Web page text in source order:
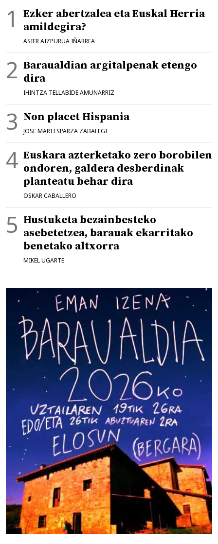
Ezker abertzalea eta Euskal Herria
amildegira?
ASIER AIZPURUA IÑARREA
Baraualdian argitalpenak etengo
dira
IHINTZA TELLABIDE AMUNARRIZ
Non placet Hispania
JOSE MARI ESPARZA ZABALEGI
Euskara azterketako zero borobilen
ondoren, galdera desberdinak
planteatu behar dira
OSKAR CABALLERO
Hustuketa bezainbesteko
asebetetzea, barauak ekarritako
benetako altxorra
MIKEL UGARTE